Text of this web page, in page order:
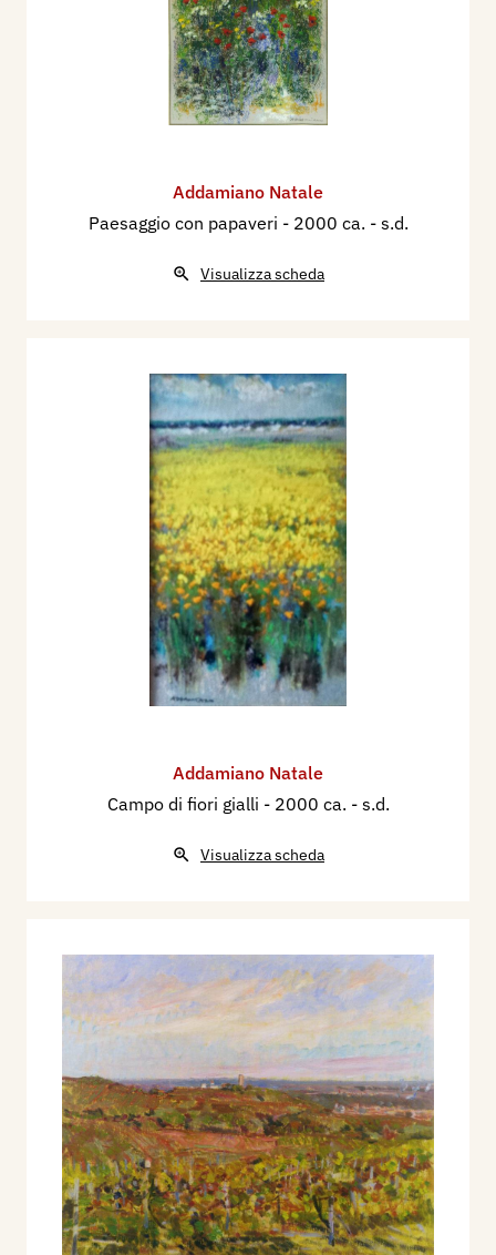
Addamiano Natale
Paesaggio con papaveri - 2000 ca. - s.d.
Visualizza scheda
Addamiano Natale
Campo di fiori gialli - 2000 ca. - s.d.
Visualizza scheda